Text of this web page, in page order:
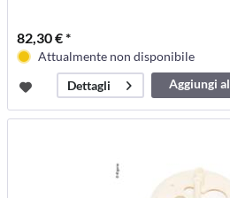
82,30 € *
Attualmente non disponibile
Dettagli
Aggiungi al
carrello